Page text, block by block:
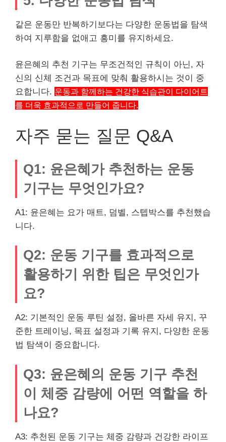
같은 운동만 반복하기보다는 다양한 운동법을 탐색
하여 지루함을 없애고 흥미를 유지하세요.
윤은혜의 추천 기구는 무조건적인 규칙이 아닌, 자
신의 신체 조건과 목표에 맞춰 활용하시는 것이 중
요합니다. 운동과 함께하는 건강한 식습관이 다이어트
를 더욱 효과적으로 만들어 줍니다.
자주 묻는 질문 Q&A
Q1: 윤은혜가 추천하는 운동
기구는 무엇인가요?
A1: 윤은혜는 요가 매트, 덤벨, 스텝박스를 추천했습
니다.
Q2: 운동 기구를 효과적으로
활용하기 위한 팁은 무엇인가
요?
A2: 기본적인 운동 루틴 설정, 올바른 자세 유지, 꾸
준한 트레이닝, 목표 설정과 기록 유지, 다양한 운동
법 탐색이 중요합니다.
Q3: 윤은혜의 운동 기구 추천
이 체중 감량에 어떤 역할을 하
나요?
A3: 추천된 운동 기구는 체중 감량과 건강한 라이프